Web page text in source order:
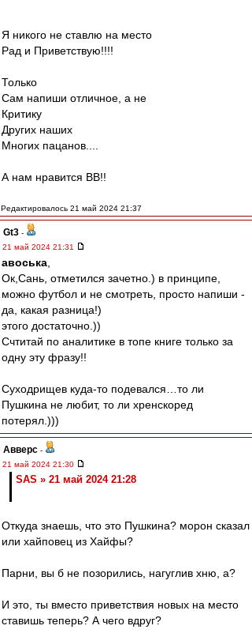
Я никого не ставлю на место
Рад и Приветствую!!!!
Только
Сам напиши отличное, а не
Критику
Других наших
Многих пацанов....
А нам нравится ВВ!!
Редактировалось 21 май 2024 21:37
Gt3 -
21 май 2024 21:31
авоська
Ок,Сань, отметился зачетно.) в принципе,
можно футбол и не смотреть, просто напиши -
да, какая разница!)
этого достаточно.))
Счтитай по аналитике в топе книге только за
одну эту фразу!!
Суходрищев куда-то подевался…то ли
Пушкина не любит, то ли хренскоред
потерял.)))
Авверс -
21 май 2024 21:30
SAS » 21 май 2024 21:28
Откуда знаешь, что это Пушкина? морон сказал
или хайповец из Хайфы?
Парни, вы б не позорились, нагуглив хню, а?
И это, ты вместо приветствия новых на место
ставишь теперь? А чего вдруг?